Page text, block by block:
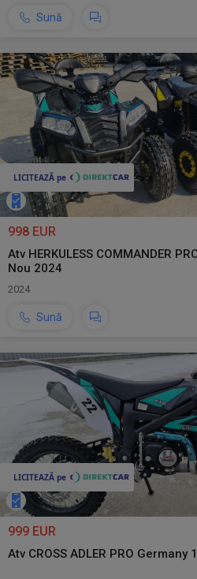
Sună
998 EUR
Atv HERKULESS COMMANDER
Nou 2024
2024
Sună
999 EUR
Atv CROSS ADLER PRO Germany